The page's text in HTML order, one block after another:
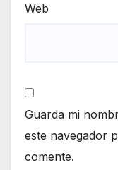
Web
Guarda mi
este navegador
comente.